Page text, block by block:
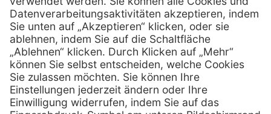
E-Mail: info @ mediquick.de
Services
Serviceversprechen
Sprechstundenbedarf
Retoure anmelden
Hilfe
FAQs
Kontakt
Lob & Kritik